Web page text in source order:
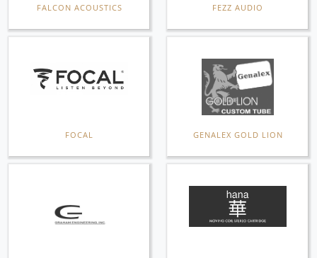
FALCON ACOUSTICS FEZZ AUDIO
FOCAL GENALEX GOLD LION